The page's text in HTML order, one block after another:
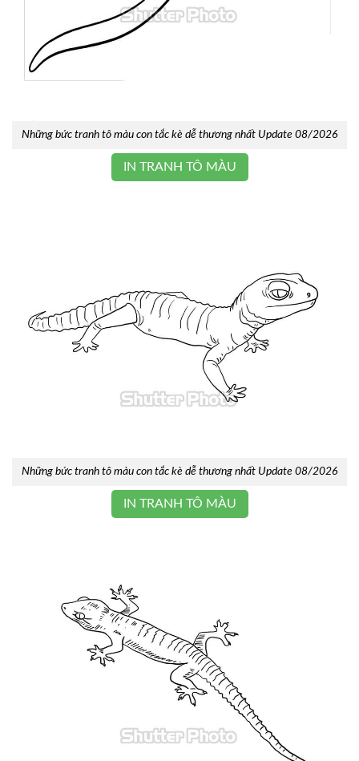
Những bức tranh tô màu con tắc kè dễ thương nhất Update 08/2026
IN TRANH TÔ MÀU
Những bức tranh tô màu con tắc kè dễ thương nhất Update 08/2026
IN TRANH TÔ MÀU